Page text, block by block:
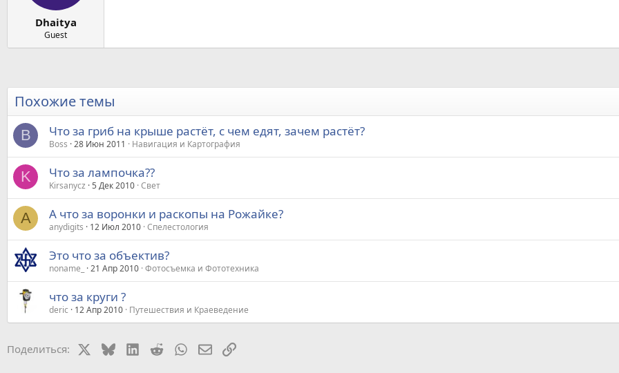
Dhaitya
Guest
Похожие темы
B Что за гриб на крыше растёт, с чем едят, зачем растёт?
Boss 28 Июн 2011 Навигация и Картография
K Что за лампочка??
Kirsanycz 5 Дек 2010 Свет
A А что за воронки и раскопы на Рожайке?
anydigits 12 Июл 2010 Спелестология
Это что за объектив?
noname_ 21 Апр 2010 Фотосъемка и Фототехника
что за круги ?
deric 12 Апр 2010 Путешествия и Краеведение
Поделиться: BlueskyLinkedIn
Reddit WhatsApp
Электронная почта
Ссылка